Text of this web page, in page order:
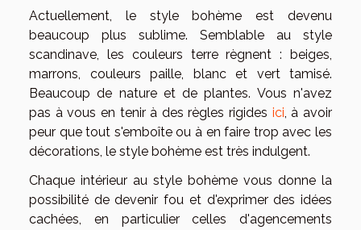
Actuellement, le style bohème est devenu
beaucoup plus sublime. Semblable au style
scandinave, les couleurs terre règnent : beiges,
marrons, couleurs paille, blanc et vert tamisé.
Beaucoup de nature et de plantes. Vous n'avez
pas à vous en tenir à des règles rigides ici, à avoir
peur que tout s'emboîte ou à en faire trop avec les
décorations, le style bohème est très indulgent.
Chaque intérieur au style bohème vous donne la
possibilité de devenir fou et d'exprimer des idées
cachées, en particulier celles d'agencements